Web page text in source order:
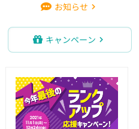
お知らせ
キャンペーン